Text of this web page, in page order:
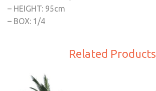
– HEIGHT: 95cm
– BOX: 1/4
Related Products